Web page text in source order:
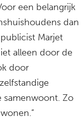
een belangrijk
dan
Marjet
alleen door de
door
samenwoont. Zo